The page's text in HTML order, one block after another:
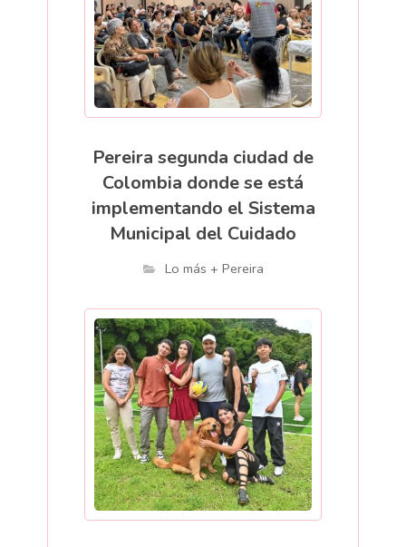
Pereira segunda ciudad de
Colombia donde se está
implementando el Sistema
Municipal del Cuidado
Lo más + Pereira